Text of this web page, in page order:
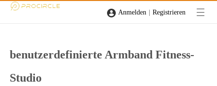
Anmelden | Registrieren
benutzerdefinierte Armband Fitness-
Studio